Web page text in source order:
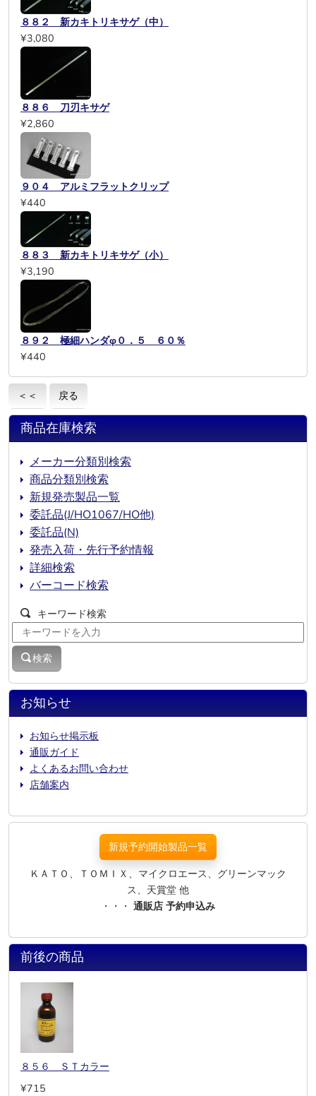
８８２ 新カキトリキサゲ（中）
¥3,080
８８６ 刀刃キサゲ
¥2,860
９０４ アルミフラットクリップ
¥440
８８３ 新カキトリキサゲ（小）
¥3,190
８９２ 極細ハンダφ０．５ ６０％
¥440
＜＜ 戻る
お知らせ
お知らせ掲示板
通販ガイド
よくあるお問い合わせ
店舗案内
商品在庫検索
メーカー分類別検索
商品分類別検索
新規発売製品一覧
委託品(J/HO1067/HO他)
委託品(N)
発売入荷・先行予約情報
詳細検索
バーコード検索
キーワード検索
検索
新規予約開始製品一覧
ＫＡＴＯ、ＴＯＭＩＸ、マイクロエース、グリーンマック
ス、天賞堂 他
・・・ 通販店 予約申込み
前後の商品
８５６ ＳＴカラー
¥715